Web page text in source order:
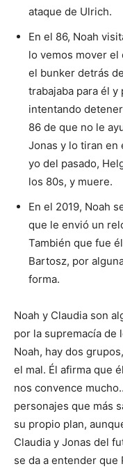
ataque de Ulrich.
En el 86, Noah
lo vemos mover el
el bunker detrás
trabajaba para él
intentando
86 de que no le
Jonas y lo tiran en
yo del pasado,
los 80s, y muere.
En el 2019, Noah
que le envió un
También que fue
Bartosz, por
forma.
Noah y Claudia son
por la supremacía de
Noah, hay dos
el mal. Él afirma que
nos convence
personajes que más
su propio plan,
Claudia y Jonas del
se da a entender